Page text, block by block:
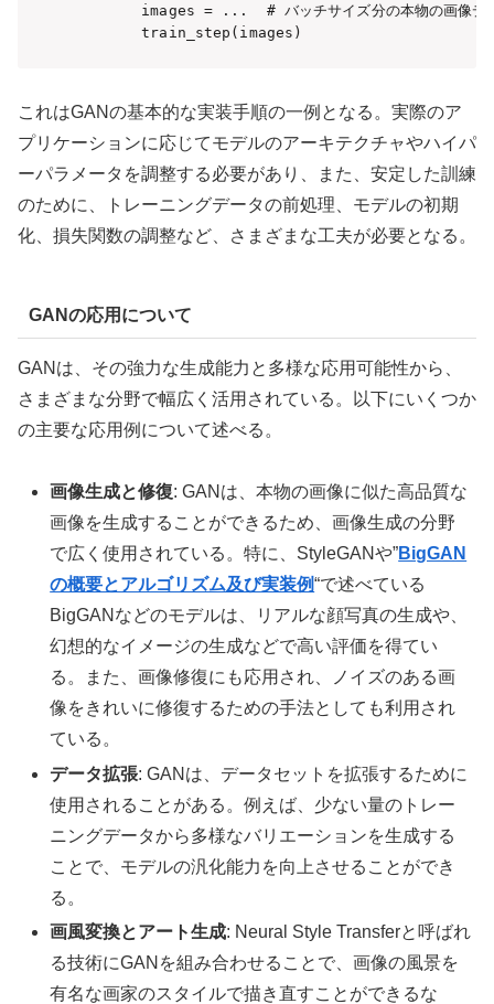
images = ...  # バッチサイズ分の本物の画像デ
        train_step(images)
これはGANの基本的な実装手順の一例となる。実際のア
プリケーションに応じてモデルのアーキテクチャやハイパ
ーパラメータを調整する必要があり、また、安定した訓練
のために、トレーニングデータの前処理、モデルの初期
化、損失関数の調整など、さまざまな工夫が必要となる。
GANの応用について
GANは、その強力な生成能力と多様な応用可能性から、
さまざまな分野で幅広く活用されている。以下にいくつか
の主要な応用例について述べる。
画像生成と修復: GANは、本物の画像に似た高品質な
画像を生成することができるため、画像生成の分野
で広く使用されている。特に、StyleGANや”BigGAN
の概要とアルゴリズム及び実装例“で述べている
BigGANなどのモデルは、リアルな顔写真の生成や、
幻想的なイメージの生成などで高い評価を得てい
る。また、画像修復にも応用され、ノイズのある画
像をきれいに修復するための手法としても利用され
ている。
データ拡張: GANは、データセットを拡張するために
使用されることがある。例えば、少ない量のトレー
ニングデータから多様なバリエーションを生成する
ことで、モデルの汎化能力を向上させることができ
る。
画風変換とアート生成: Neural Style Transferと呼ばれ
る技術にGANを組み合わせることで、画像の風景を
有名な画家のスタイルで描き直すことができるな